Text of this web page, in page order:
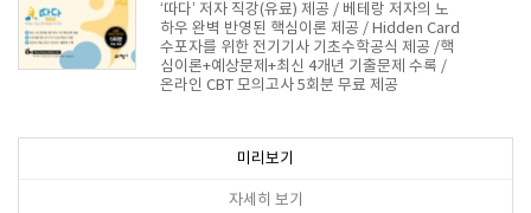
‘따다’ 저자 직강(유료) 제공 / 베테랑 저자의 노
하우 완벽 반영된 핵심이론 제공 / Hidden Card
수포자를 위한 전기기사 기초수학공식 제공 /핵
심이론+예상문제+최신 4개년 기출문제 수록 /
온라인 CBT 모의고사 5회분 무료 제공
미리보기
자세히 보기